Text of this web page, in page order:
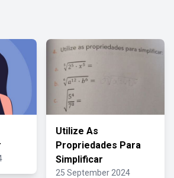
Utilize As
Propriedades Para
Simplificar
25 September 2024